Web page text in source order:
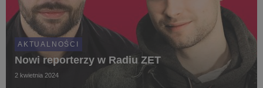
AKTUALNOŚCI
Nowi reporterzy w Radiu ZET
2 kwietnia 2024